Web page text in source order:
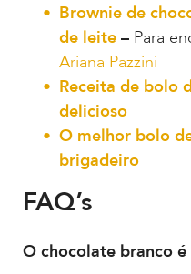
Brownie de
de leite – Para
Ariana Pazzini
Receita de bolo
delicioso
O melhor bolo
brigadeiro
FAQ’s
O chocolate branco